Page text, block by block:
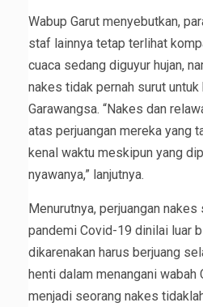
Wabup Garut menyebutkan,
staf lainnya tetap terlihat
cuaca sedang diguyur hujan,
nakes tidak pernah surut
Garawangsa. “Nakes dan
atas perjuangan mereka yang
kenal waktu meskipun yang
nyawanya,” lanjutnya.
Menurutnya, perjuangan nakes
pandemi Covid-19 dinilai luar
dikarenakan harus berjuang
henti dalam menangani wabah
menjadi seorang nakes